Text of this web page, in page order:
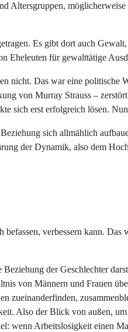
Altersgruppen,
Es gibt dort auch
für gewalttätige
nicht. Das war eine politische
von Murray Strauss –
sich erst erfolgreich lösen.
sich allmählich
der Dynamik, also dem
verbessern kann. Das
der Geschlechter
von Männern und Frauen
zueinanderfinden,
Also der Blick von außen,
wenn Arbeitslosigkeit einen